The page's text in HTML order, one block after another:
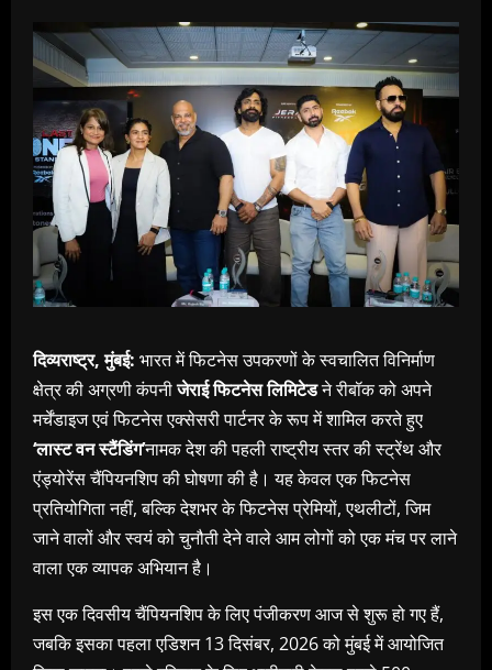
दिव्यराष्ट्र, मुंबई: भारतमेंफिटनेसउपकरणोंकेस्वचालितविनिर्माण
क्षेत्रकीअग्रणीकंपनीजेराईफिटनेसलिमिटेडनेरीबॉककोअपने
मर्चेंडाइजएवंफिटनेसएक्सेसरीपार्टनरकेरूपमेंशामिलकरतेहुए
‘लास्टवनस्टैंडिंग’नामकदेशकीपहलीराष्ट्रीयस्तरकीस्ट्रेंथऔर
एंड्योरेंसचैंपियनशिपकीघोषणाकीहै। यहकेवलएकफिटनेस
प्रतियोगितानहीं,बल्किदेशभरकेफिटनेसप्रेमियों,एथलीटों,जिम
जानेवालोंऔरस्वयंकोचुनौतीदेनेवालेआमलोगोंकोएकमंचपरलाने
वालाएकव्यापकअभियानहै।
इसएकदिवसीयचैंपियनशिपकेलिएपंजीकरणआजसेशुरूहोगएहैं,
जबकिइसकापहलाएडिशन13दिसंबर, 2026कोमुंबईमेंआयोजित